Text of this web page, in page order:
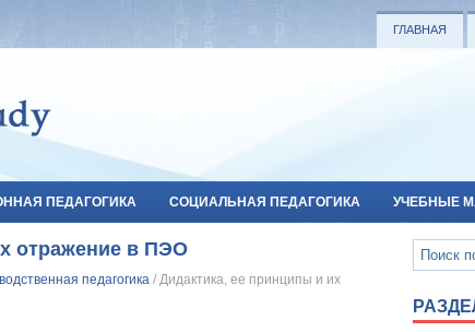
ГЛАВНАЯ
ПЕДАГОГИКА СОЦИАЛЬНАЯ ПЕДАГОГИКА УЧЕБНЫЕ
отражение в ПЭО
педагогика / Дидактика, ее принципы и их